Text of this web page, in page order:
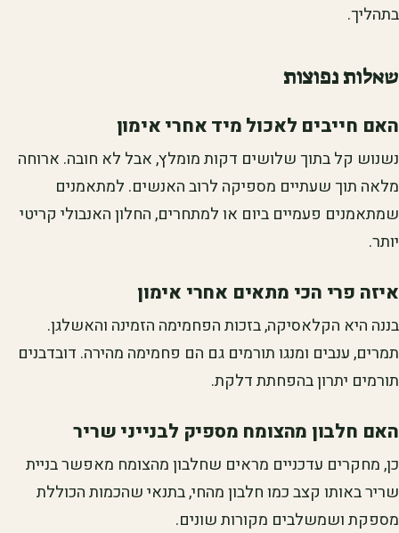
בתהליך.
שאלות נפוצות
האם חייבים לאכול מיד אחרי אימון
נשנוש קל בתוך שלושים דקות מומלץ, אבל לא חובה. ארוחה
מלאה תוך שעתיים מספיקה לרוב האנשים. למתאמנים
שמתאמנים פעמיים ביום או למתחרים, החלון האנבולי קריטי
יותר.
איזה פרי הכי מתאים אחרי אימון
בננה היא הקלאסיקה, בזכות הפחמימה הזמינה והאשלגן.
תמרים, ענבים ומנגו תורמים גם הם פחמימה מהירה. דובדבנים
תורמים יתרון בהפחתת דלקת.
האם חלבון מהצומח מספיק לבנייני שריר
כן, מחקרים עדכניים מראים שחלבון מהצומח מאפשר בניית
שריר באותו קצב כמו חלבון מהחי, בתנאי שהכמות הכוללת
מספקת ושמשלבים מקורות שונים.